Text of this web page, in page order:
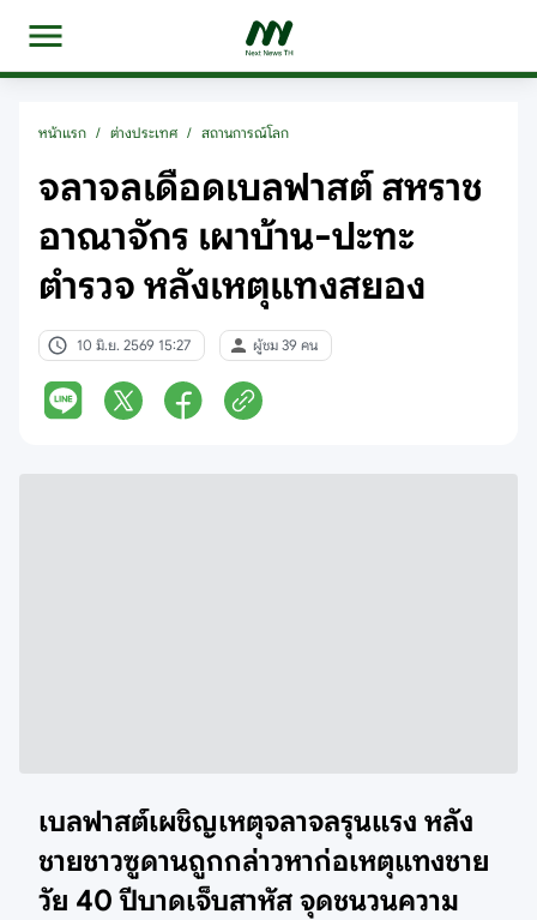
หน้าแรก / ต่างประเทศ / สถานการณ์โลก
จลาจลเดือดเบลฟาสต์ สหราช
อาณาจักร เผาบ้าน-ปะทะ
ตำรวจ หลังเหตุแทงสยอง
10 มิ.ย. 2569 15:27 ผู้ชม 39 คน
เบลฟาสต์เผชิญเหตุจลาจลรุนแรง หลัง
ชายชาวซูดานถูกกล่าวหาก่อเหตุแทงชาย
วัย 40 ปีบาดเจ็บสาหัส จุดชนวนความ